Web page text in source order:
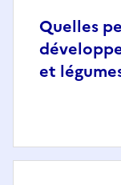
Quelles
et